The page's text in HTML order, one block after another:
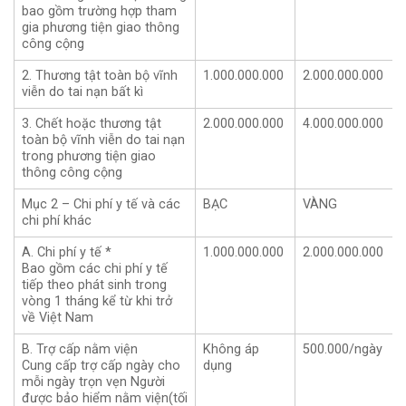
bao gồm trường hợp tham
gia phương tiện giao thông
công cộng
2. Thương tật toàn bộ vĩnh
viễn do tai nạn bất kì
1.000.000.000 2.000.000.000
3. Chết hoặc thương tật
toàn bộ vĩnh viễn do tai nạn
trong phương tiện giao
thông công cộng
2.000.000.000 4.000.000.000
Mục 2 – Chi phí y tế và các
chi phí khác
BẠC VÀNG
A. Chi phí y tế *
Bao gồm các chi phí y tế
tiếp theo phát sinh trong
vòng 1 tháng kể từ khi trở
về Việt Nam
1.000.000.000 2.000.000.000
B. Trợ cấp nằm viện
Cung cấp trợ cấp ngày cho
mỗi ngày trọn vẹn Người
được bảo hiểm nằm viện(tối
Không áp
dụng
500.000/ngày